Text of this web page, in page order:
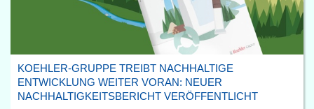
KOEHLER-GRUPPE TREIBT NACHHALTIGE
ENTWICKLUNG WEITER VORAN: NEUER
NACHHALTIGKEITSBERICHT VERÖFFENTLICHT